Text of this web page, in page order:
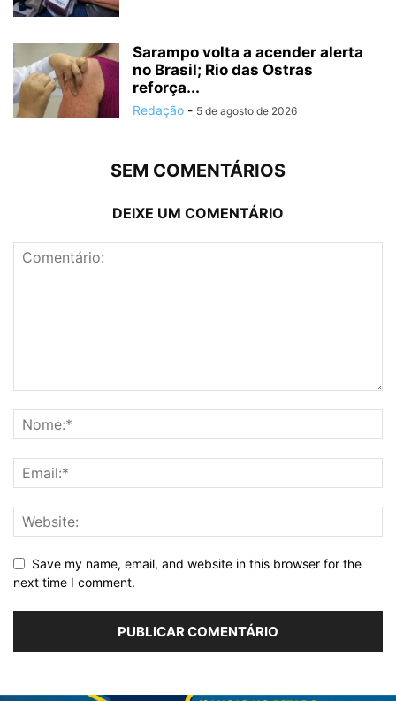
Sarampo volta a acender alerta
no Brasil; Rio das Ostras
reforça...
Redação - 5 de agosto de 2026
SEM COMENTÁRIOS
DEIXE UM COMENTÁRIO
Save my name, email, and website in this browser for the
next time I comment.